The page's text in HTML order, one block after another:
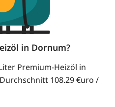
in Dornum?
Premium-Heizöl in
108.29 €uro /